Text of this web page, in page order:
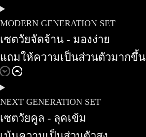
MODERN GENERATION SET
เซตวัยจัดจ้าน - มองง่าย
แถมให้ความเป็นส่วนตัวมากขึ้น
NEXT GENERATION SET
เซตวัยคูล - ลุคเข้ม